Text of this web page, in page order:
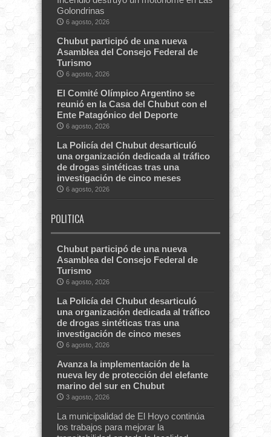
Golondrinas
6 agosto, 2026
Chubut participó de una nueva
Asamblea del Consejo Federal de
Turismo
6 agosto, 2026
El Comité Olímpico Argentino se
reunió en la Casa del Chubut con el
Ente Patagónico del Deporte
6 agosto, 2026
La Policía del Chubut desarticuló
una organización dedicada al tráfico
de drogas sintéticas tras una
investigación de cinco meses
6 agosto, 2026
POLITICA
Chubut participó de una nueva
Asamblea del Consejo Federal de
Turismo
6 agosto, 2026
La Policía del Chubut desarticuló
una organización dedicada al tráfico
de drogas sintéticas tras una
investigación de cinco meses
6 agosto, 2026
Avanza la implementación de la
nueva ley de protección del elefante
marino del sur en Chubut
3 agosto, 2026
La municipalidad de El Hoyo continúa
los trabajos para mejorar la